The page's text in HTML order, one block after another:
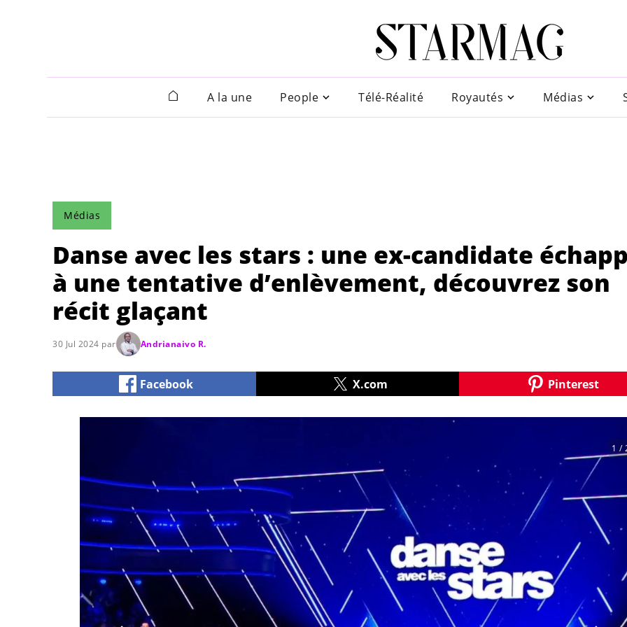
A la une People Télé-Réalité Royautés Médias
Médias
Danse avec les stars : une ex-candidate
à une tentative d’enlèvement, découvrez son
récit glaçant
30 Jul 2024 par Andrianaivo R.
Facebook X.com Pinterest
1 /